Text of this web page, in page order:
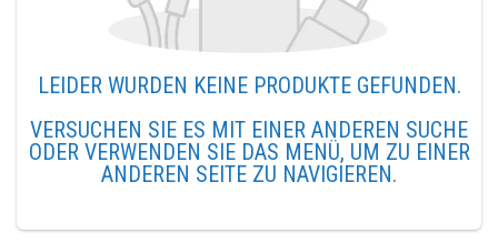
LEIDER WURDEN KEINE PRODUKTE GEFUNDEN.
VERSUCHEN SIE ES MIT EINER ANDEREN SUCHE
ODER VERWENDEN SIE DAS MENÜ, UM ZU EINER
ANDEREN SEITE ZU NAVIGIEREN.